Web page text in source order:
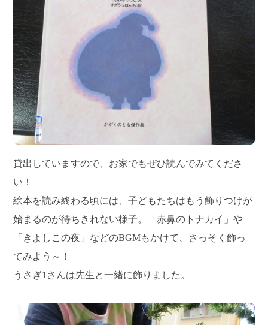
貸出していますので、お家でもぜひ読んでみてくださ
い！
絵本を読み終わる頃には、子どもたちはもう飾りつけが
始まるのが待ちきれない様子。「赤鼻のトナカイ」や
「きよしこの夜」などのBGMもかけて、さっそく飾っ
てみよう～！
うさぎ1さんは先生と一緒に飾りました。